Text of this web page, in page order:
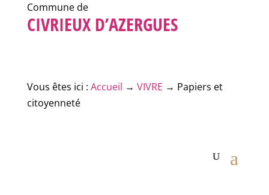
Commune de
CIVRIEUX D’AZERGUES
Vous êtes ici : Accueil → VIVRE → Papiers et
citoyenneté